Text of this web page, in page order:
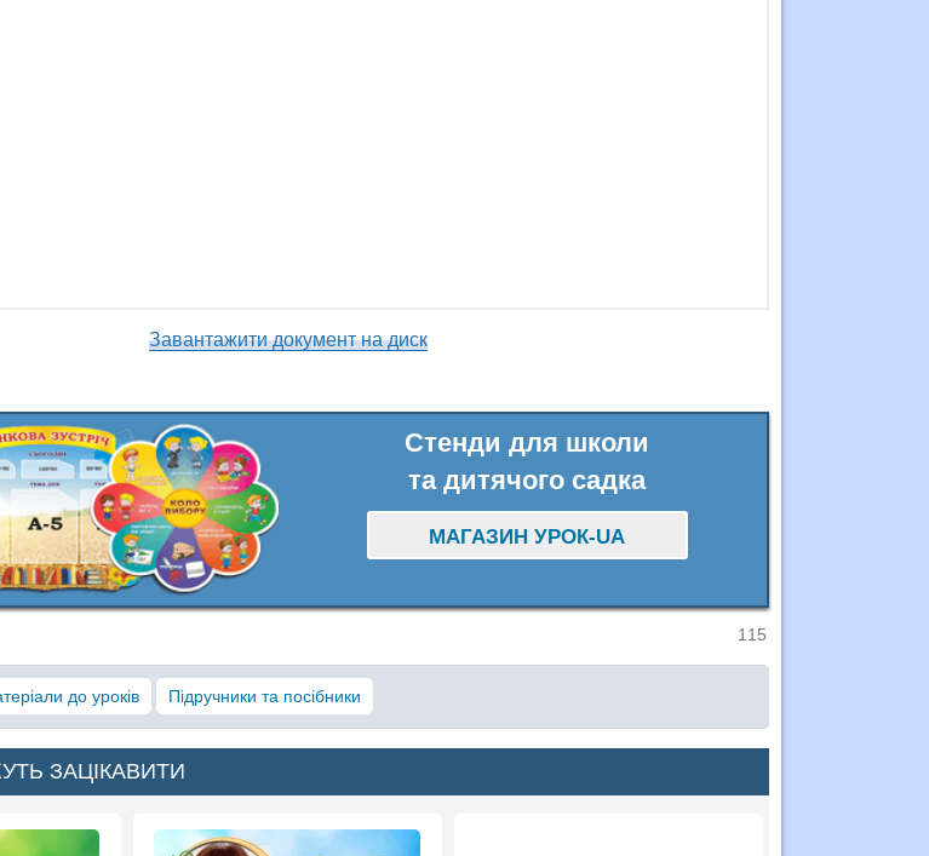
Завантажити документ на диск
Стенди для школи
та дитячого садка
МАГАЗИН УРОК-UA
115
до уроків Підручники та посібники
ЗАЦІКАВИТИ